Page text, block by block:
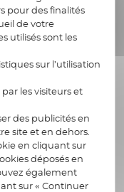
sont en
entités
les cellules
en
pour des finalités
de votre
utilisés sont les
sur l’utilisation
les visiteurs et
des publicités en
site et en dehors.
en cliquant sur
déposés en
également
sur « Continuer